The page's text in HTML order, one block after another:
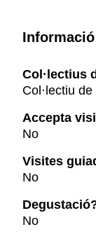
Col·lectius
Col·lectiu
Accepta
No
Visites
No
No